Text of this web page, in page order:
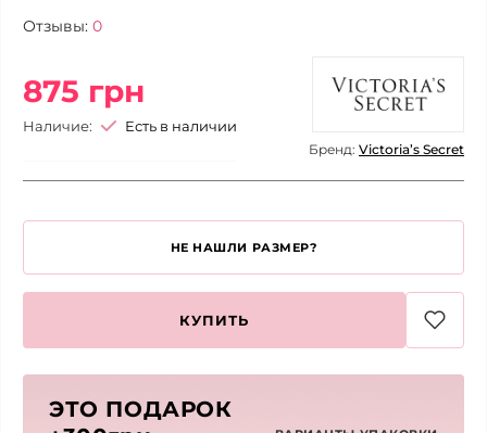
Отзывы: 0
875 грн
Наличие: Есть в наличии
Бренд: Victoria’s Secret
НЕ НАШЛИ РАЗМЕР?
КУПИТЬ
ЭТО ПОДАРОК